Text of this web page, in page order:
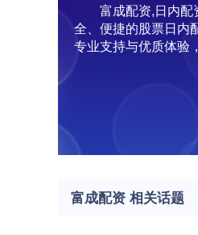
富成配资,日内
全、便捷的股票日内
专业支持与优质体验
富成配资 相关话题